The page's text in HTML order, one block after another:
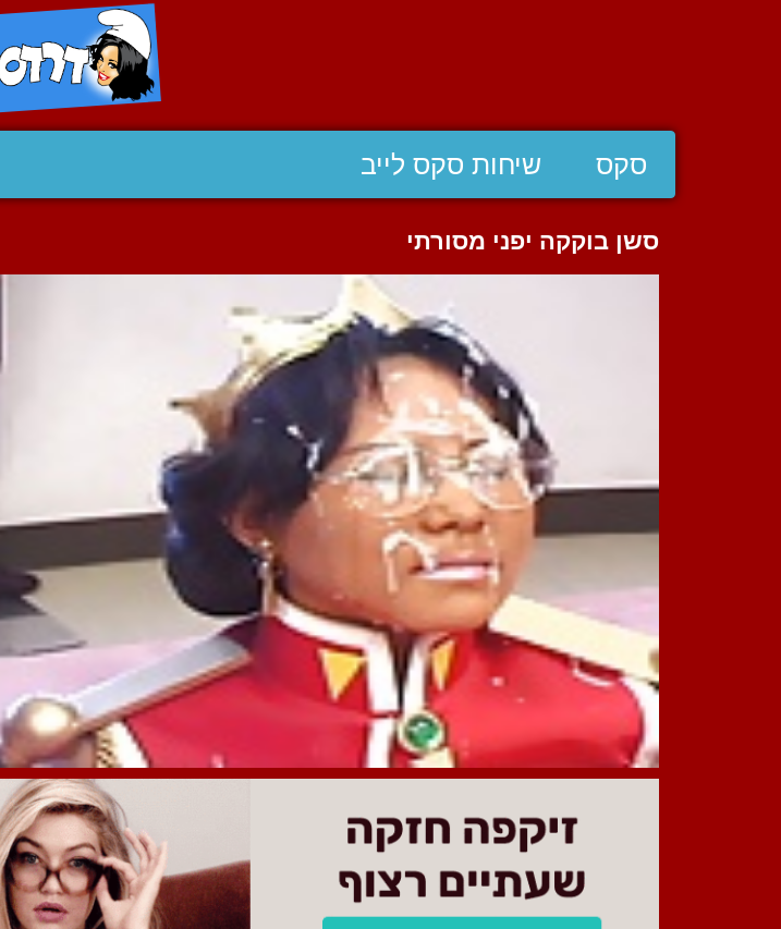
סקס שיחות סקס לייב
סשן בוקקה יפני מסורתי